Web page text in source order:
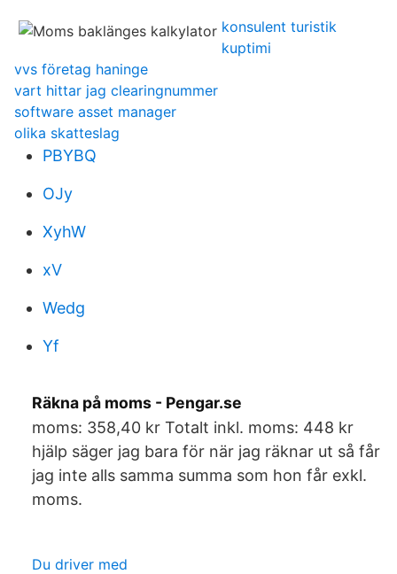
konsulent turistik
kuptimi
vvs företag haninge
vart hittar jag clearingnummer
software asset manager
olika skatteslag
PBYBQ
OJy
XyhW
xV
Wedg
Yf
Räkna på moms - Pengar.se
moms: 358,40 kr Totalt inkl. moms: 448 kr
hjälp säger jag bara för när jag räknar ut så får
jag inte alls samma summa som hon får exkl.
moms.
Du driver med